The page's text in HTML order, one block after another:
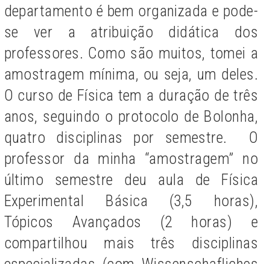
departamento é bem organizada e pode-
se ver a atribuição didática dos
professores. Como são muitos, tomei a
amostragem mínima, ou seja, um deles.
O curso de Física tem a duração de três
anos, seguindo o protocolo de Bolonha,
quatro disciplinas por semestre. O
professor da minha “amostragem” no
último semestre deu aula de Física
Experimental Básica (3,5 horas),
Tópicos Avançados (2 horas) e
compartilhou mais três disciplinas